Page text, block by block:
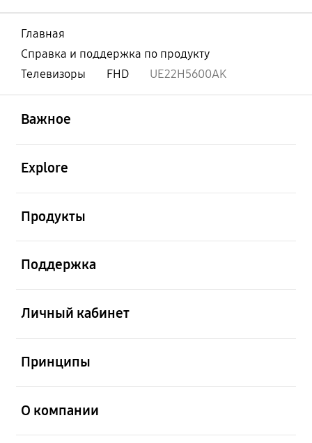
Главная
Справка и поддержка по продукту
Телевизоры
FHD UE22H5600AK
Важное
Explore
Продукты
Поддержка
Личный кабинет
Принципы
О компании